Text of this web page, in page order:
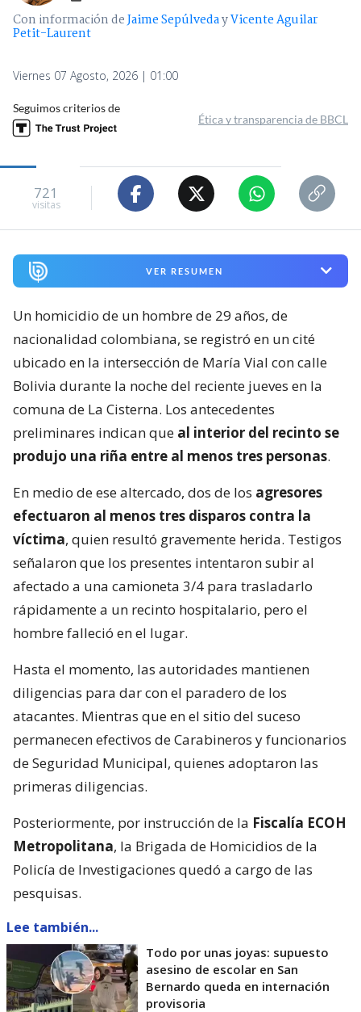
Con información deJaime SepúlvedayVicente Aguilar
Petit-Laurent
Viernes 07 Agosto, 2026 | 01:00
Seguimos criterios de
Ética y transparencia de BBCL
721
visitas
VER RESUMEN
Un homicidio de un hombre de 29 años, de
nacionalidad colombiana, se registró en un cité
ubicado en la intersección de María Vial con calle
Bolivia durante la noche del reciente jueves en la
comuna de La Cisterna. Los antecedentes
preliminares indican que al interior del recinto se
produjo una riña entre al menos tres personas.
En medio de ese altercado, dos de los agresores
efectuaron al menos tres disparos contra la
víctima, quien resultó gravemente herida. Testigos
señalaron que los presentes intentaron subir al
afectado a una camioneta 3/4 para trasladarlo
rápidamente a un recinto hospitalario, pero el
hombre falleció en el lugar.
Hasta el momento, las autoridades mantienen
diligencias para dar con el paradero de los
atacantes. Mientras que en el sitio del suceso
permanecen efectivos de Carabineros y funcionarios
de Seguridad Municipal, quienes adoptaron las
primeras diligencias.
Posteriormente, por instrucción de la Fiscalía ECOH
Metropolitana, la Brigada de Homicidios de la
Policía de Investigaciones quedó a cargo de las
pesquisas.
Lee también...
Todo por unas joyas: supuesto
asesino de escolar en San
Bernardo queda en internación
provisoria